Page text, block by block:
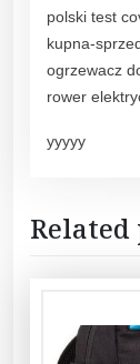
polski test
kupna-
ogrzewacz
rower
yyyyy